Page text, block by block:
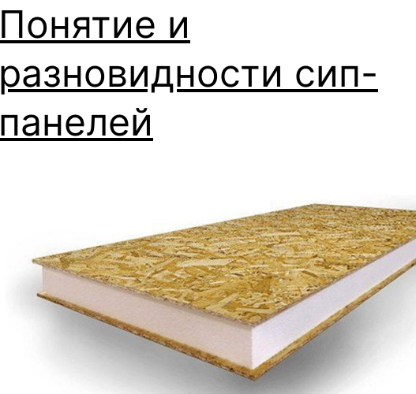
Понятие и
разновидности сип-
панелей